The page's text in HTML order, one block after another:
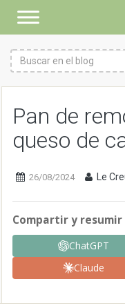
Pan de
queso de
26/08/2024 Le
Compartir y resumir
ChatGPT
Claude